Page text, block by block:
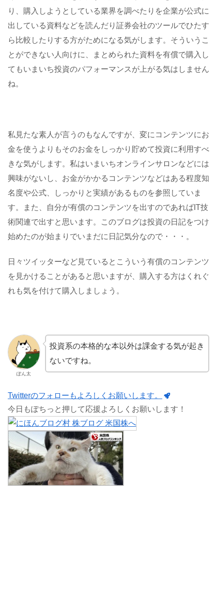
り、購入しようとしている業界を調べたりを企業が公式に
出している資料などを読んだり証券会社のツールでひたす
ら比較したりする方がためになる気がします。そういうこ
とができない人向けに、まとめられた資料を有償で購入し
てもいまいち投資のパフォーマンスが上がる気はしません
ね。
私見たな素人が言うのもなんですが、変にコンテンツにお
金を使うよりもそのお金をしっかり貯めて投資に利用すべ
きな気がします。私はいまいちオンラインサロンなどには
興味がないし、お金がかかるコンテンツなどはある程度知
名度や公式、しっかりと実績があるものを参照していま
す。また、自分が有償のコンテンツを出すのであればIT技
術関連で出すと思います。このブログは投資の日記をつけ
始めたのが始まりでいまだに日記気分なので・・・。
日々ツイッターなど見ているとこういう有償のコンテンツ
を見かけることがあると思いますが、購入する方はくれぐ
れも気を付けて購入しましょう。
ぽん太
投資系の本格的な本以外は課金する気が起き
ないですね。
Twitterのフォローもよろしくお願いします。
今日もぽちっと押して応援よろしくお願いします！